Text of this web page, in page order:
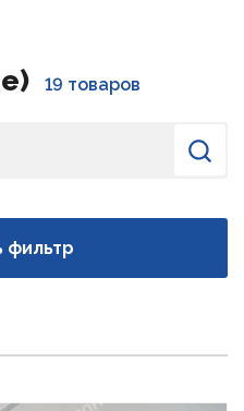
19 товаров
Найти
фильтр